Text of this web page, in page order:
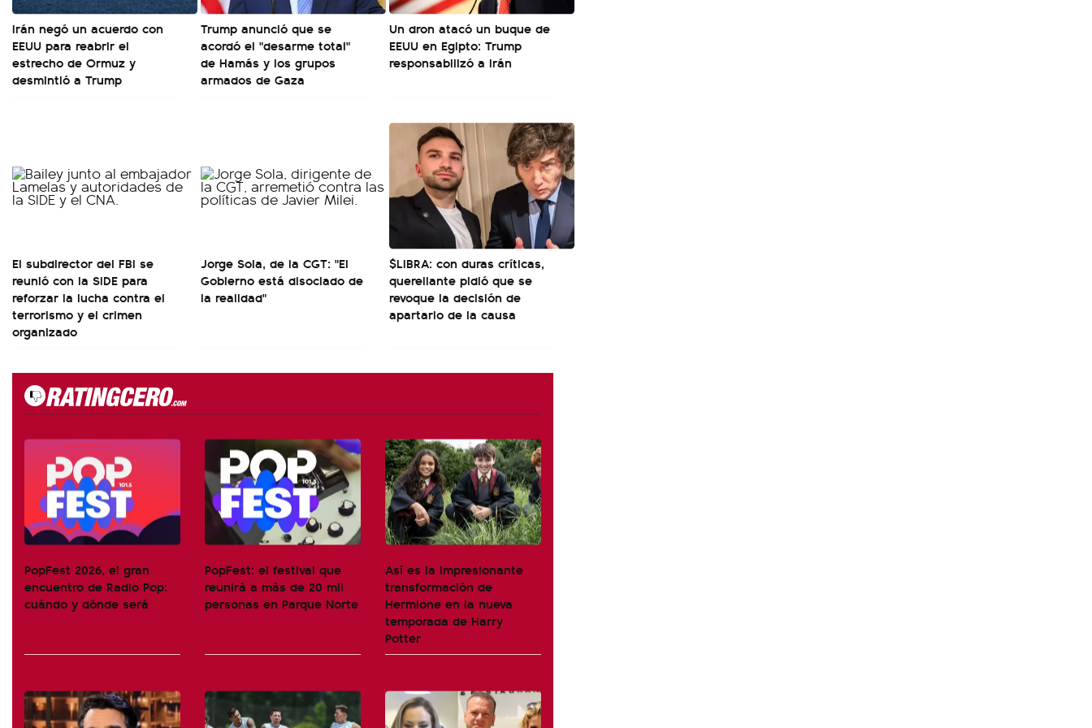
Irán negó un acuerdo con
EEUU para reabrir el
estrecho de Ormuz y
desmintió a Trump
Trump anunció que se
acordó el "desarme total"
de Hamás y los grupos
armados de Gaza
Un dron atacó un buque de
EEUU en Egipto: Trump
responsabilizó a Irán
El subdirector del FBI se
reunió con la SIDE para
reforzar la lucha contra el
terrorismo y el crimen
organizado
Jorge Sola, de la CGT: "El
Gobierno está disociado de
la realidad"
$LIBRA: con duras críticas,
querellante pidió que se
revoque la decisión de
apartarlo de la causa
PopFest 2026, el gran
encuentro de Radio Pop:
cuándo y dónde será
PopFest: el festival que
reunirá a más de 20 mil
personas en Parque Norte
Así es la impresionante
transformación de
Hermione en la nueva
temporada de Harry
Potter